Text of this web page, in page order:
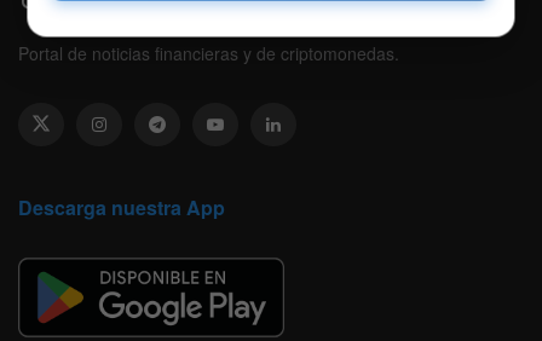
Portal de noticias financieras y de criptomonedas.
Descarga nuestra App